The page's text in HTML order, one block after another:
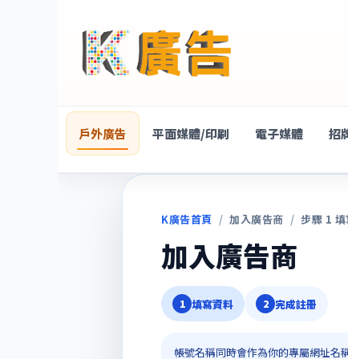
戶外廣告 平面媒體/印刷 電子媒體 招
K廣告首頁 / 加入廣告商 / 步驟 1
加入廣告商
1 填寫資料 2 完成註冊
帳號名稱同時會作為你的專屬網址名